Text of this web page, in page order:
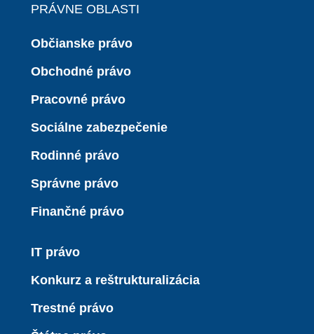
PRÁVNE OBLASTI
Občianske právo
Obchodné právo
Pracovné právo
Sociálne zabezpečenie
Rodinné právo
Správne právo
Finančné právo
IT právo
Konkurz a reštrukturalizácia
Trestné právo